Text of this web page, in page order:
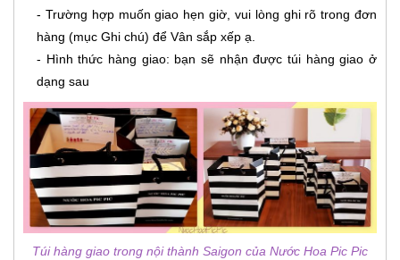
- Trường hợp muốn giao hẹn giờ, vui lòng ghi rõ trong đơn
hàng (mục Ghi chú) để Vân sắp xếp ạ.
- Hình thức hàng giao: bạn sẽ nhận được túi hàng giao ở
dạng sau
Túi hàng giao trong nội thành Saigon của Nước Hoa Pic Pic